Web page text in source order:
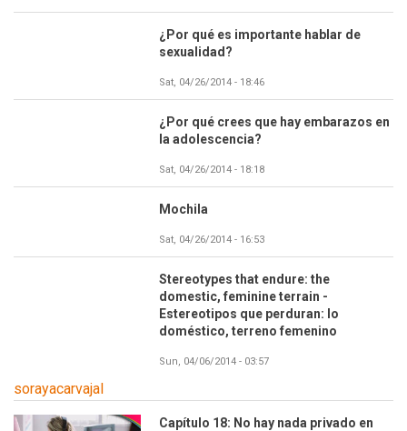
¿Por qué es importante hablar de
sexualidad?
Sat, 04/26/2014 - 18:46
¿Por qué crees que hay embarazos en
la adolescencia?
Sat, 04/26/2014 - 18:18
Mochila
Sat, 04/26/2014 - 16:53
Stereotypes that endure: the
domestic, feminine terrain -
Estereotipos que perduran: lo
doméstico, terreno femenino
Sun, 04/06/2014 - 03:57
sorayacarvajal
Capítulo 18: No hay nada privado en